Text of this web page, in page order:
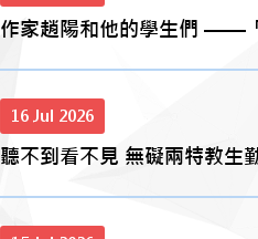
作家趙陽和他的學生們 ——
16 Jul 2026
聽不到看不見 無礙兩特教